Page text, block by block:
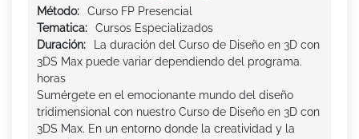
Método:
Curso FP Presencial
Tematica:
Cursos Especializados
Duración:
La duración del Curso de Diseño en 3D con
3DS Max puede variar dependiendo del programa.
horas
Sumérgete en el emocionante mundo del diseño
tridimensional con nuestro Curso de Diseño en 3D con
3DS Max. En un entorno donde la creatividad y la